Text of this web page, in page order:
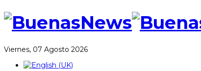
Viernes, 07 Agosto 2026